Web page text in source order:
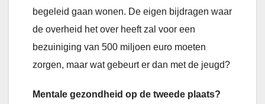
begeleid gaan wonen. De eigen bijdragen waar
de overheid het over heeft zal voor een
bezuiniging van 500 miljoen euro moeten
zorgen, maar wat gebeurt er dan met de jeugd?
Mentale gezondheid op de tweede plaats?